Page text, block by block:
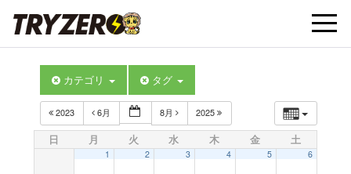
t
カテゴリ タグ
2023 6月 8月 2025
日 月 火 水 木 金 土
1 2 3 4 5 6